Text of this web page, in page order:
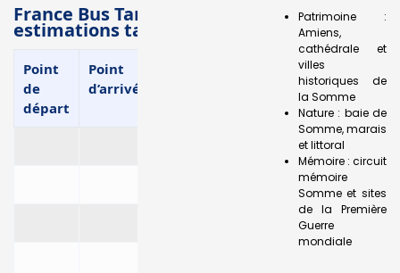
Patrimoine :
Amiens,
cathédrale et
villes
historiques de
la Somme
Nature : baie de
Somme, marais
et littoral
Mémoire : circuit
mémoire
Somme et sites
de la Première
Guerre
mondiale
France Bus Tarifs — Transferts régionaux
estimations tarifaires)
Point
de
départ
Point
d’arrivée
Itinéraire
Google
Maps
7